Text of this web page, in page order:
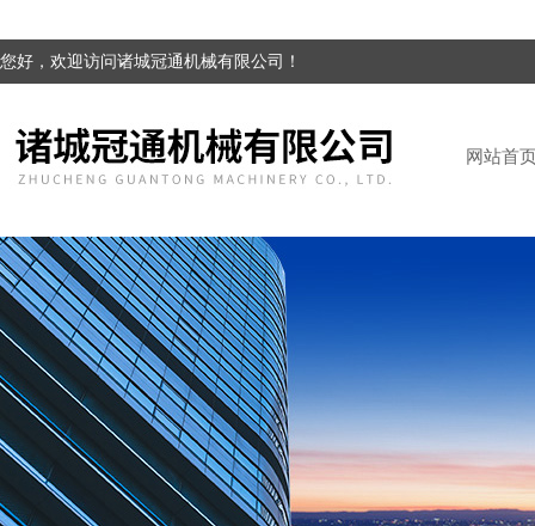
您好，欢迎访问诸城冠通机械有限公司！
网站首